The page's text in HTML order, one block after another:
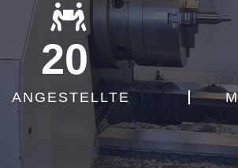
20
ANGESTELLTE